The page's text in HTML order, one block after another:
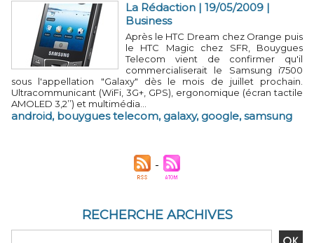
La Rédaction | 19/05/2009 |
Business
Après le HTC Dream chez Orange puis
le HTC Magic chez SFR, Bouygues
Telecom vient de confirmer qu'il
commercialiserait le Samsung i7500
sous l'appellation "Galaxy" dès le mois de juillet prochain.
Ultracommunicant (WiFi, 3G+, GPS), ergonomique (écran tactile
AMOLED 3,2’’) et multimédia...
android, bouygues telecom, galaxy, google,samsung
RECHERCHE ARCHIVES